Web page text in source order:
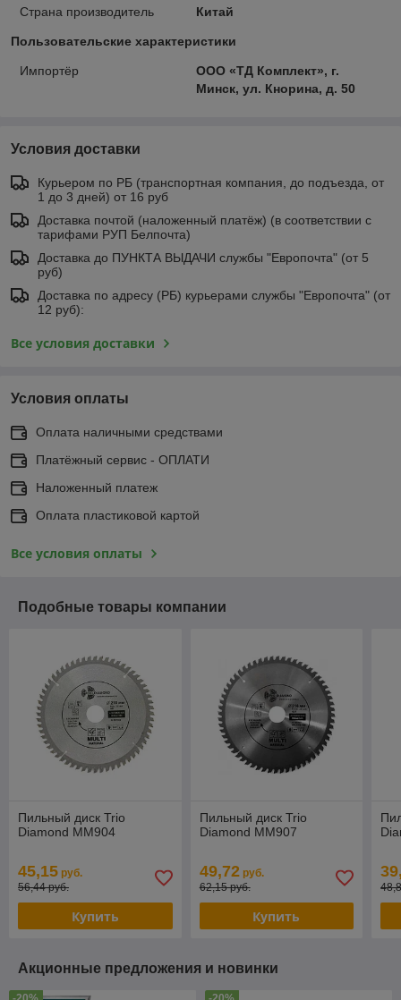
Страна производитель Китай
Пользовательские характеристики
Импортёр
ООО «ТД Комплект», г.
Минск, ул. Кнорина, д. 50
Условия доставки
Курьером по РБ (транспортная компания, до подъезда, от
1 до 3 дней) от 16 руб
Доставка почтой (наложенный платёж) (в соответствии с
тарифами РУП Белпочта)
Доставка до ПУНКТА ВЫДАЧИ службы "Европочта" (от 5
руб)
Доставка по адресу (РБ) курьерами службы "Европочта" (от
12 руб):
Все условия доставки
Условия оплаты
Оплата наличными средствами
Платёжный сервис - ОПЛАТИ
Наложенный платеж
Оплата пластиковой картой
Все условия оплаты
Подобные товары компании
Пильный диск Trio
Diamond MM904
45,15 руб.
56,44 руб.
Купить
Пильный диск Trio
Diamond MM907
49,72руб.
62,15 руб.
Купить
Акционные предложения и новинки